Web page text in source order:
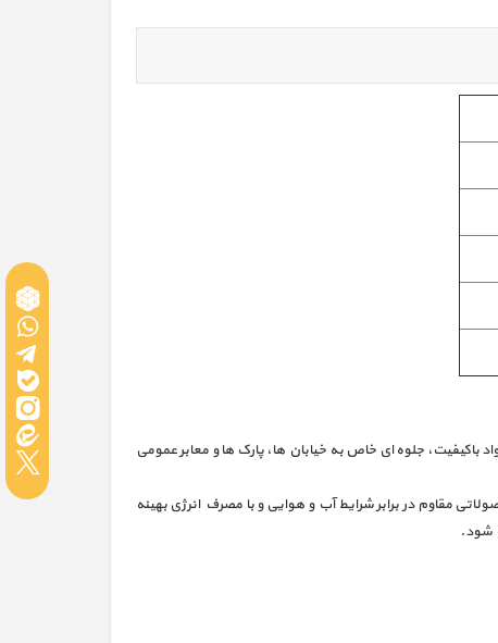
باکیفیت، جلوه‌ ای خاص به خیابان‌ ها، پارک‌ ها و معابر عمومی
مقاوم در برابر شرایط آب‌ و هوایی و با مصرف انرژی بهینه
شود.